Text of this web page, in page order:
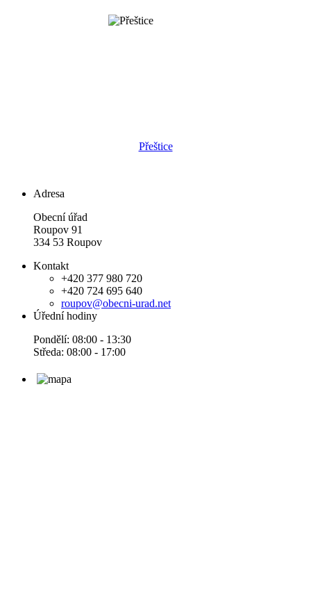
Přeštice
Adresa
Obecní úřad
Roupov 91
334 53 Roupov
Kontakt
+420 377 980 720
+420 724 695 640
roupov@obecni-urad.net
Úřední hodiny
Pondělí: 08:00 - 13:30
Středa: 08:00 - 17:00